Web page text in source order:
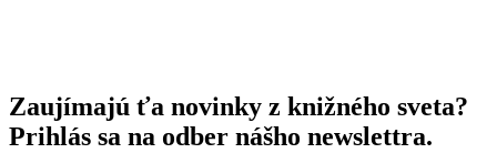
Zaujímajú ťa novinky z knižného sveta?
Prihlás sa na odber nášho newslettra.